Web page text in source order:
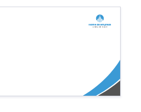
Nome da empresa
Linha de base